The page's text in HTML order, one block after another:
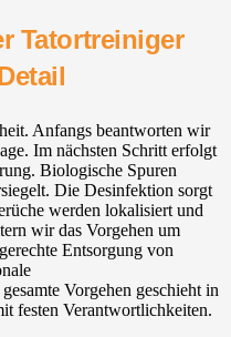
Tatortreiniger
Anfangs beantworten wir
Im nächsten Schritt erfolgt
Biologische Spuren
Die Desinfektion sorgt
werden lokalisiert und
wir das Vorgehen um
Entsorgung von
Vorgehen geschieht in
festen Verantwortlichkeiten.